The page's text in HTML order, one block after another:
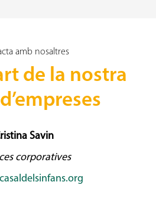
amb nosaltres
de la nostra
Savin
corporatives